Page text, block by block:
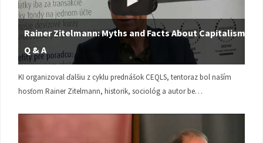
Rainer Zitelmann: Myths and Facts About Capitalism |
Q & A
KI organizoval ďalšiu z cyklu prednášok CEQLS, tentoraz bol naším
hosťom Rainer Zitelmann, historik, sociológ a autor be…